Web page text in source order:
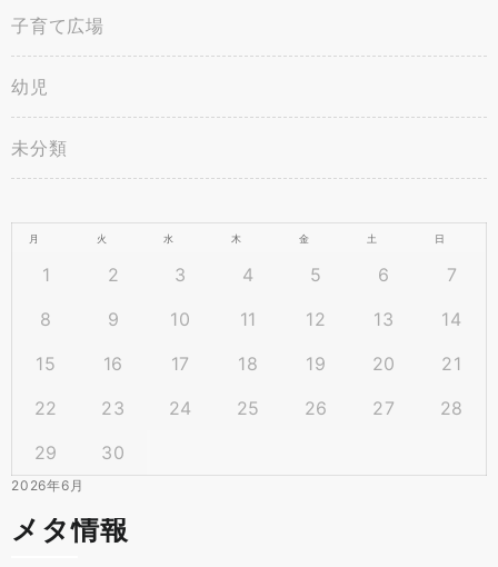
子育て広場
幼児
未分類
2026年6月
月 火 水 木 金 土 日
1 2 3 4 5 6
7
8
9 10 11 12 13
14
15
16 17 18 19 20
21
22
23 24 25 26 27
28
29
30
メタ情報